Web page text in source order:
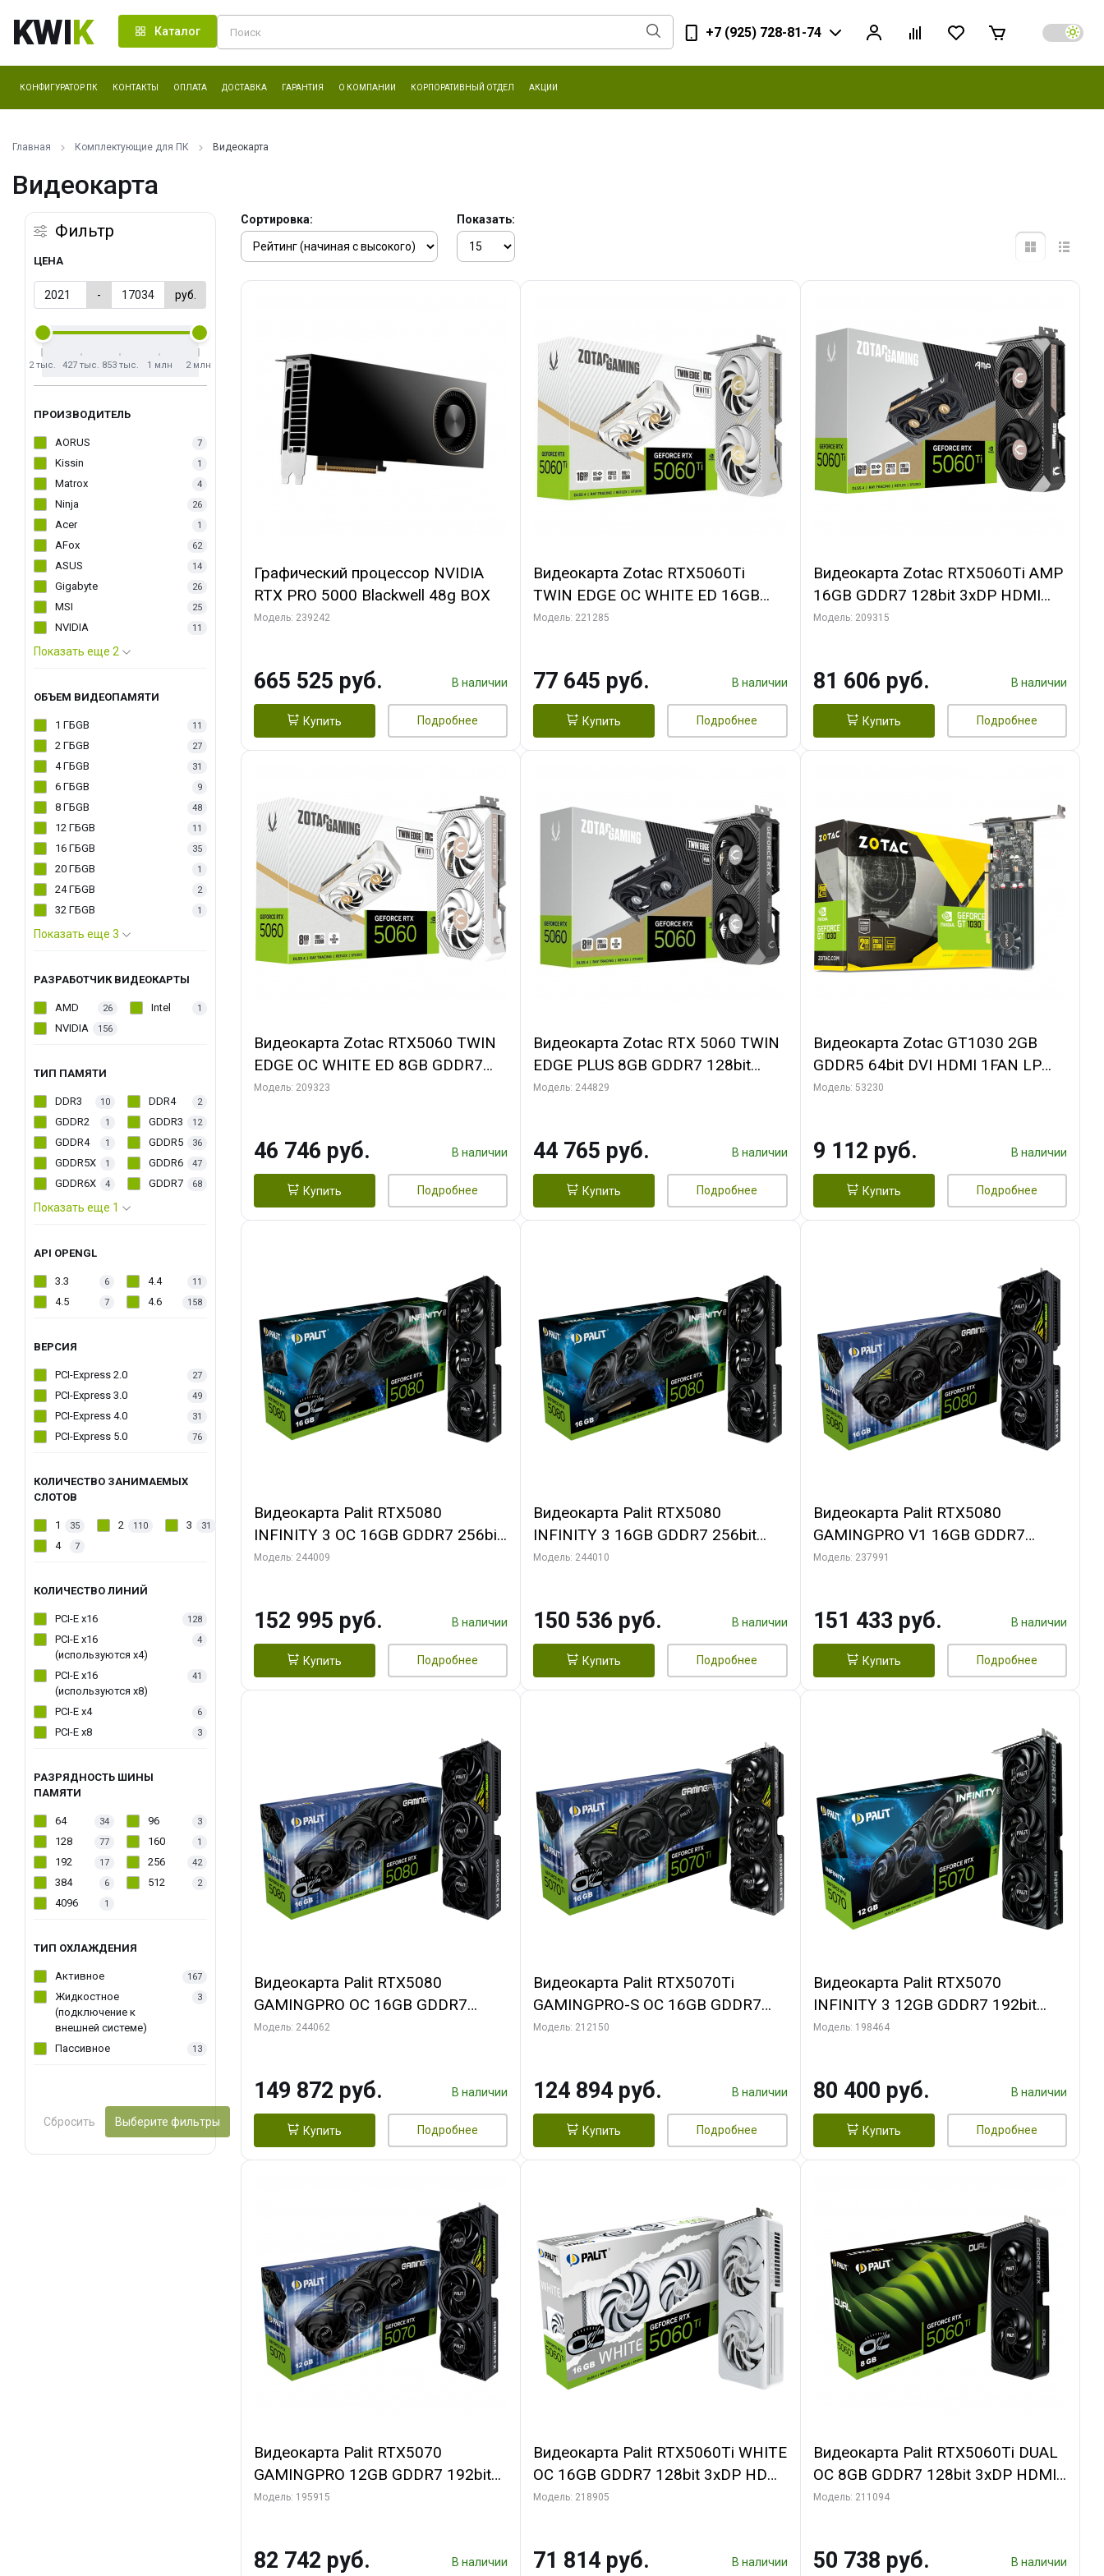
KWIK Каталог +7 (925) 728-81-74
КОНФИГУРАТОР ПК КОНТАКТЫ ОПЛАТА ДОСТАВКА ГАРАНТИЯ О КОМПАНИИ КОРПОРАТИВНЫЙ ОТДЕЛ АКЦИИ
Главная Комплектующие для ПК Видеокарта
Видеокарта
Фильтр
ЦЕНА
- руб.
2 тыс. 427 тыс. 853 тыс. 1 млн 2 млн
ПРОИЗВОДИТЕЛЬ
AORUS 7
Kissin 1
Matrox 4
Ninja 26
Acer 1
AFox 62
ASUS 14
Gigabyte 26
MSI 25
NVIDIA 11
Показать еще 2
ОБЪЕМ ВИДЕОПАМЯТИ
1 ГБGB 11
2 ГБGB 27
4 ГБGB 31
6 ГБGB 9
8 ГБGB 48
12 ГБGB 11
16 ГБGB 35
20 ГБGB 1
24 ГБGB 2
32 ГБGB 1
Показать еще 3
РАЗРАБОТЧИК ВИДЕОКАРТЫ
AMD 26 Intel 1
NVIDIA 156
ТИП ПАМЯТИ
DDR3 10 DDR4 2
GDDR2 1 GDDR3 12
GDDR4 1 GDDR5 36
GDDR5X 1 GDDR6 47
GDDR6X 4 GDDR7 68
Показать еще 1
API OPENGL
3.3 6 4.4 11
4.5 7 4.6 158
ВЕРСИЯ
PCI-Express 2.0 27
PCI-Express 3.0 49
PCI-Express 4.0 31
PCI-Express 5.0 76
КОЛИЧЕСТВО ЗАНИМАЕМЫХ
СЛОТОВ
1 35 2 110 3 31
4 7
КОЛИЧЕСТВО ЛИНИЙ
PCI-E x16 128
PCI-E x16
(используются х4)
4
PCI-E x16
(используются х8)
41
PCI-E x4 6
PCI-E x8 3
РАЗРЯДНОСТЬ ШИНЫ
ПАМЯТИ
64 34 96 3
128 77 160 1
192 17 256 42
384 6 512 2
4096 1
ТИП ОХЛАЖДЕНИЯ
Активное 167
Жидкостное
(подключение к
внешней системе)
3
Пассивное 13
Сбросить Выберите фильтры
Сортировка: Показать:
Графический процессор NVIDIA
RTX PRO 5000 Blackwell 48g BOX
Модель: 239242
665 525 руб. В наличии
Купить Подробнее
Видеокарта Zotac RTX5060Ti
TWIN EDGE OC WHITE ED 16GB
GDDR7 128bit 3xDP HDMI 2FAN
Модель: 221285
77 645 руб. В наличии
Купить Подробнее
Видеокарта Zotac RTX5060Ti AMP
16GB GDDR7 128bit 3xDP HDMI
2FAN MEDIUM PACK
Модель: 209315
81 606 руб. В наличии
Купить Подробнее
Видеокарта Zotac RTX5060 TWIN
EDGE OC WHITE ED 8GB GDDR7
128bit 3xDP HDMI 2FAN MEDIUM
Модель: 209323
46 746 руб. В наличии
Купить Подробнее
Видеокарта Zotac RTX 5060 TWIN
EDGE PLUS 8GB GDDR7 128bit
3xDP HDMI 2FAN MEDIUM PACK
Модель: 244829
44 765 руб. В наличии
Купить Подробнее
Видеокарта Zotac GT1030 2GB
GDDR5 64bit DVI HDMI 1FAN LP
RTL
Модель: 53230
9 112 руб. В наличии
Купить Подробнее
Видеокарта Palit RTX5080
INFINITY 3 OC 16GB GDDR7 256bit
3xDP HDMI 3FAN RTL
Модель: 244009
152 995 руб. В наличии
Купить Подробнее
Видеокарта Palit RTX5080
INFINITY 3 16GB GDDR7 256bit
3xDP HDMI 3FAN RTL
Модель: 244010
150 536 руб. В наличии
Купить Подробнее
Видеокарта Palit RTX5080
GAMINGPRO V1 16GB GDDR7
256bit 3xDP HDMI 3FAN RTL
Модель: 237991
151 433 руб. В наличии
Купить Подробнее
Видеокарта Palit RTX5080
GAMINGPRO OC 16GB GDDR7
256bit 3xDP HDMI 3FAN RTL
Модель: 244062
149 872 руб. В наличии
Купить Подробнее
Видеокарта Palit RTX5070Ti
GAMINGPRO-S OC 16GB GDDR7
256bit 3xDP HDMI 3FAN RTL
Модель: 212150
124 894 руб. В наличии
Купить Подробнее
Видеокарта Palit RTX5070
INFINITY 3 12GB GDDR7 192bit
3xDP HDMI 3FAN RTL
Модель: 198464
80 400 руб. В наличии
Купить Подробнее
Видеокарта Palit RTX5070
GAMINGPRO 12GB GDDR7 192bit
3xDP HDMI 3FAN RTL
Модель: 195915
82 742 руб. В наличии
Видеокарта Palit RTX5060Ti WHITE
OC 16GB GDDR7 128bit 3xDP HDMI
2FAN RTL
Модель: 218905
71 814 руб. В наличии
Видеокарта Palit RTX5060Ti DUAL
OC 8GB GDDR7 128bit 3xDP HDMI
2FAN RTL
Модель: 211094
50 738 руб. В наличии